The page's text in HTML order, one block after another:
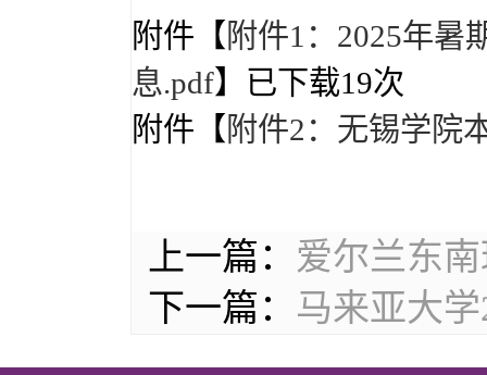
附件【 附件1：2025年暑
息.pdf】已下载19次
附件【 附件2：无锡学院
上一篇： 爱尔兰东
下一篇： 马来亚大